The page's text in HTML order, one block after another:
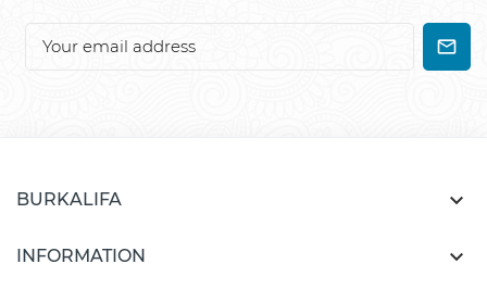
BURKALIFA 
INFORMATION 